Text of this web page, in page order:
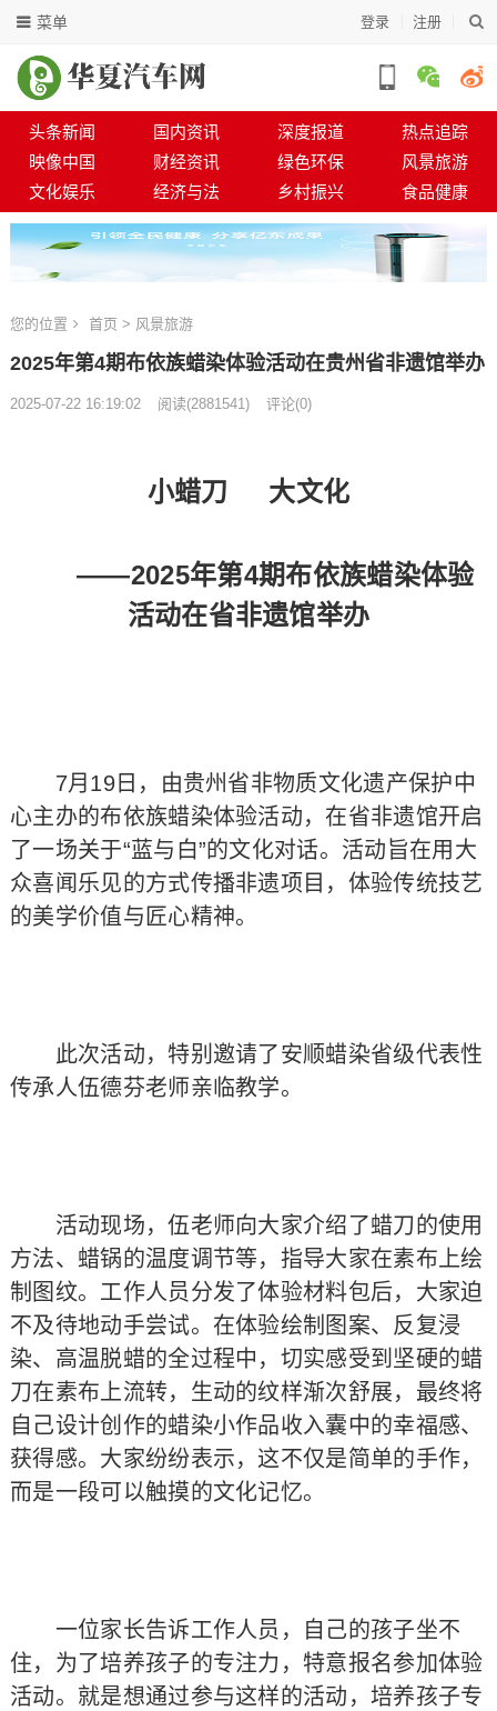
登录 注册
菜单
头条新闻 国内资讯 深度报道
热点追踪
映像中国
财经资讯 绿色环保
风景旅游
文化娱乐
经济与法 乡村振兴 食品健康
您的位置 首页 > 风景旅游
2025年第4期布依族蜡染体验活动在贵州省非遗馆举办
2025-07-22 16:19:02 阅读(2881541) 评论(0)
小蜡刀 大文化
——2025年第4期布依族蜡染体验
活动在省非遗馆举办
7月19日，由贵州省非物质文化遗产保护中
心主办的布依族蜡染体验活动，在省非遗馆开启
了一场关于“蓝与白”的文化对话。活动旨在用大
众喜闻乐见的方式传播非遗项目，体验传统技艺
的美学价值与匠心精神。
此次活动，特别邀请了安顺蜡染省级代表性
传承人伍德芬老师亲临教学。
活动现场，伍老师向大家介绍了蜡刀的使用
方法、蜡锅的温度调节等，指导大家在素布上绘
制图纹。工作人员分发了体验材料包后，大家迫
不及待地动手尝试。在体验绘制图案、反复浸
染、高温脱蜡的全过程中，切实感受到坚硬的蜡
刀在素布上流转，生动的纹样渐次舒展，最终将
自己设计创作的蜡染小作品收入囊中的幸福感、
获得感。大家纷纷表示，这不仅是简单的手作，
而是一段可以触摸的文化记忆。
一位家长告诉工作人员，自己的孩子坐不
住，为了培养孩子的专注力，特意报名参加体验
活动。就是想通过参与这样的活动，培养孩子专